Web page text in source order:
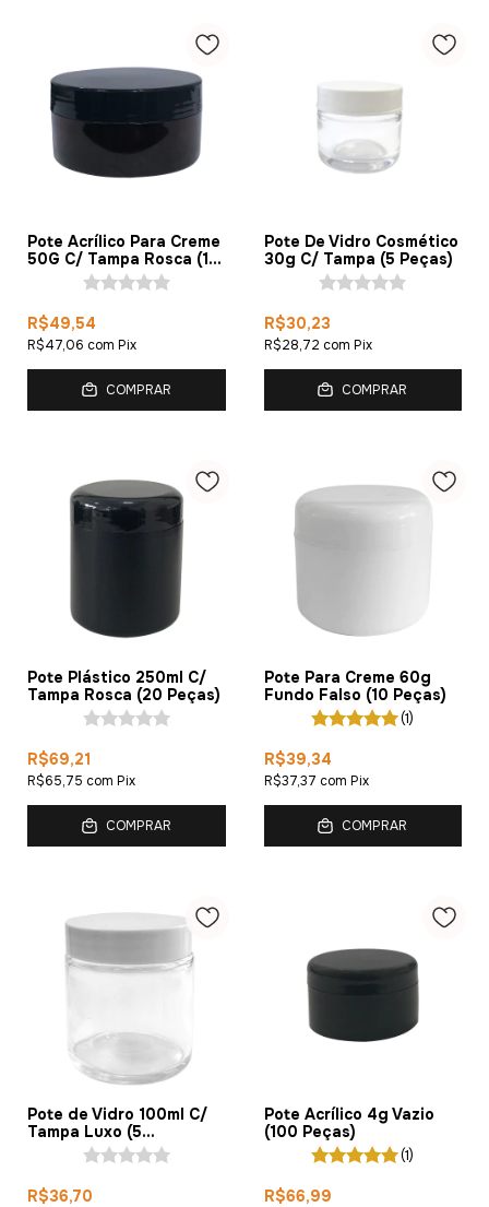
Pote Acrílico Para Creme
50G C/ Tampa Rosca (10
R$49,54
R$47,06 com Pix
COMPRAR
Pote De Vidro Cosmético
30g C/ Tampa (5 Peças)
R$30,23
R$28,72 com Pix
COMPRAR
Pote Plástico 250ml C/
Tampa Rosca (20 Peças)
R$69,21
R$65,75 com Pix
COMPRAR
Pote Para Creme 60g
Fundo Falso (10 Peças)
(1)
R$39,34
R$37,37 com Pix
COMPRAR
Pote de Vidro 100ml C/
Tampa Luxo (5
Unidades)
R$36,70
Pote Acrílico 4g Vazio
(100 Peças)
(1)
R$66,99